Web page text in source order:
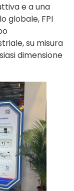
e a una
globale, FPI
su misura
dimensione